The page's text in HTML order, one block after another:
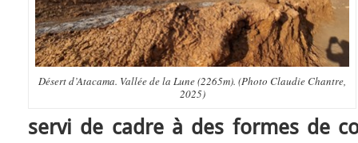
Désert d’Atacama. Vallée de la Lune (2265m). (Photo Claudie Chantre,
2025)
servi de cadre à des formes de